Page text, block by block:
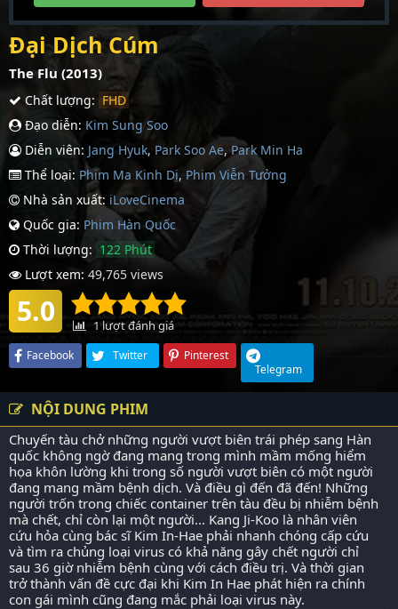
Đại Dịch Cúm
The Flu (2013)
Chất lượng: FHD
Đạo diễn: Kim Sung Soo
Diễn viên: Jang Hyuk, Park Soo Ae,Park Min Ha
Thể loại: Phim Ma Kinh Dị, Phim Viễn Tưởng
Nhà sản xuất: iLoveCinema
Quốc gia: Phim Hàn Quốc
Thời lượng: 122 Phút
Lượt xem: 49,765 views
5.0 1lượt đánh giá
Facebook Twitter
Pinterest
Telegram
NỘI DUNG PHIM
Chuyến tàu chở những người vượt biên trái phép sang Hàn
quốc không ngờ đang mang trong mình mầm mống hiểm
họa khôn lường khi trong số người vượt biên có một người
đang mang mầm bệnh dịch. Và điều gì đến đã đến! Những
người trốn trong chiếc container trên tàu đều bị nhiễm bệnh
mà chết, chỉ còn lại một người... Kang Ji-Koo là nhân viên
cứu hỏa cùng bác sĩ Kim In-Hae phải nhanh chóng cấp cứu
và tìm ra chủng loại virus có khả năng gây chết người chỉ
sau 36 giờ nhiễm bệnh cùng với cách điều trị. Và thời gian
trở thành vấn đề cực đại khi Kim In Hae phát hiện ra chính
con gái mình cũng đang mắc phải loại virus này.